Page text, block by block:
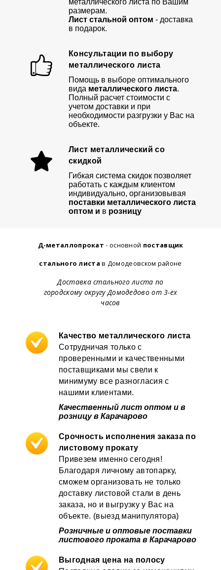
металлического листа по Вашим
размерам.
Лист стальной оптом - доставка
в подарок.
Консультации по выбору
металлического листа
Помощь в выборе оптимального
вида металлического листа.
Полный расчет стоимости с
учетом доставки и при
необходимости разгрузки у Вас на
объекте.
Лист металлический со
скидкой
Гибкая система скидок позволяет
работать с каждым клиентом
индивидуально, организовывая
поставки металлического листа
оптом и в розницу
Д-металлопрокат- основной поставщик
стального листав Домодеовском районе
Доставка стального листа по
городскому округу Домодедово от 3-ех
часов
Качество металлического листа
Сотрудничая только с
проверенными и качественными
поставщиками мы свели к
минимуму все разногласия с
нашими клиентами.
Качественный лист оптом и в
розницу в Карачарово
Срочность исполнения заказа по
листовому прокату
Привезем именно сегодня!
Благодаря личному автопарку,
сможем организовать не только
доставку листовой стали в день
заказа, но и выгрузку у Вас на
объекте. (выезд манипулятора)
Розничные и оптовые поставки
листового проката в Карачарово
Выгодная цена на полосу